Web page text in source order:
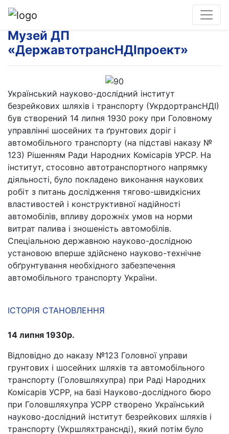
Музей ДП
«ДержавтотрансНДІпроект»
Український науково-дослідний інститут
безрейкових шляхів і транспорту (УкрдортрансНДІ)
був створений 14 липня 1930 року при Головному
управлінні шосейних та ґрунтових доріг і
автомобільного транспорту (на підставі наказу №
123) Рішенням Ради Народних Комісарів УРСР. На
інститут, стосовно автотранспортного напрямку
діяльності, було покладено виконання наукових
робіт з питань дослідження тягово-швидкісних
властивостей і конструктивної надійності
автомобілів, впливу дорожніх умов на норми
витрат палива і зношеність автомобілів.
Спеціальною державною науково-дослідною
установою вперше здійснено науково-технічне
обґрунтування необхідного забезпечення
автомобільного транспорту України.
ІСТОРІЯ СТАНОВЛЕННЯ
14 липня 1930р.
Відповідно до наказу №123 Головної управи
грунтових і шосейних шляхів та автомобільного
транспорту (Головшляхупра) при Раді Народних
Комісарів УСРР, на базі Науково-дослідного бюро
при Головшляхупра УСРР створено Український
науково-дослідний інститут безрейкових шляхів і
транспорту (Укршляхтранснді), який потім було